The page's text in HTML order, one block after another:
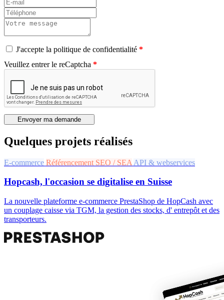
J'accepte la politique de confidentialité
Veuillez entrer le reCaptcha
Envoyer ma demande
Quelques projets réalisés
E-commerce Référencement SEO / SEA API & webservices
Hopcash, l'occasion se digitalise en Suisse
La nouvelle plateforme e-commerce PrestaShop de HopCash avec
un couplage caisse via TGM, la gestion des stocks, d' entrepôt et des
transporteurs.